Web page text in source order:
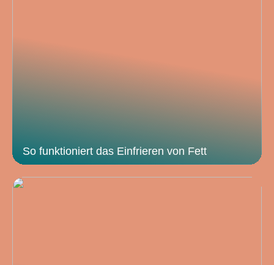
So funktioniert das Einfrieren von Fett